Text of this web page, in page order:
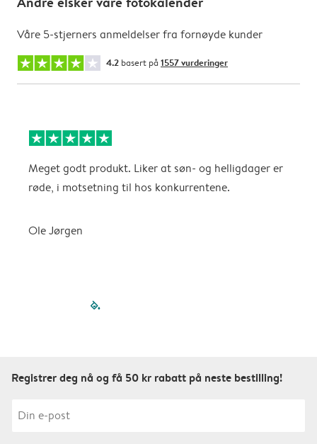
Våre 5-stjerners anmeldelser fra fornøyde kunder
4.2 basert på 1557 vurderinger
Meget godt produkt. Liker at søn- og helligdager er
røde, i motsetning til hos konkurrentene.
Ole Jørgen
filled-pagination
Registrer deg nå og få 50 kr rabatt på neste bestilling!